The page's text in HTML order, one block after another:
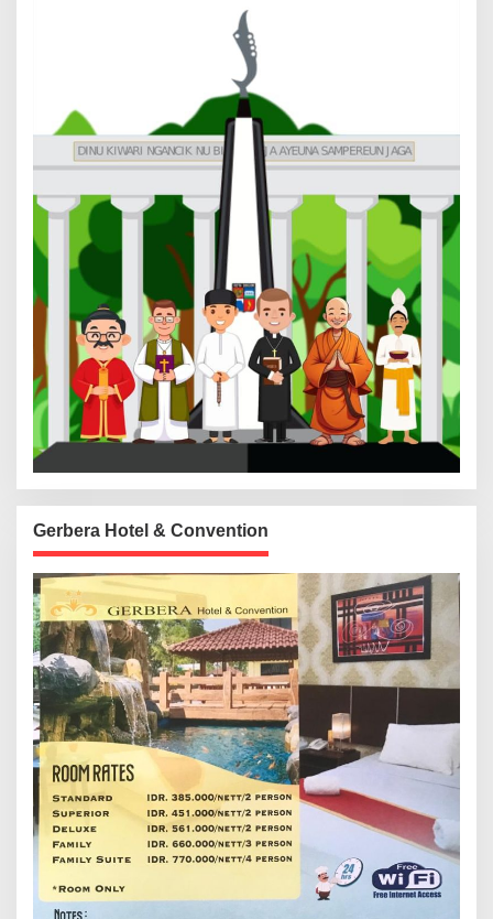
Gerbera Hotel & Convention